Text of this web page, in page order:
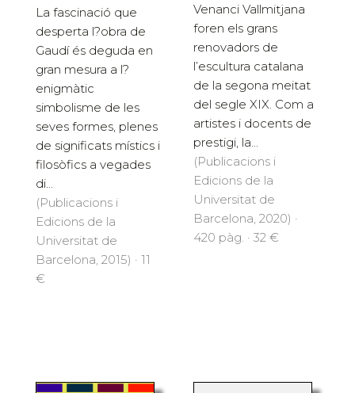
La fascinació que
desperta l?obra de
Gaudí és deguda en
gran mesura a l?
enigmàtic
simbolisme de les
seves formes, plenes
de significats místics i
filosòfics a vegades
di...
(Publicacions i
Edicions de la
Universitat de
Barcelona, 2015) · 11
€
Venanci Vallmitjana
foren els grans
renovadors de
l’escultura catalana
de la segona meitat
del segle XIX. Com a
artistes i docents de
prestigi, la...
(Publicacions i
Edicions de la
Universitat de
Barcelona, 2020) ·
420 pàg. · 32 €